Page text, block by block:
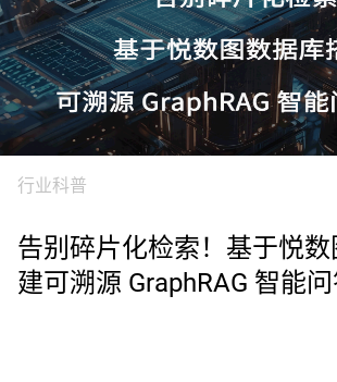
行业科普
告别碎片化检索！基于悦
建可溯源 GraphRAG 智能